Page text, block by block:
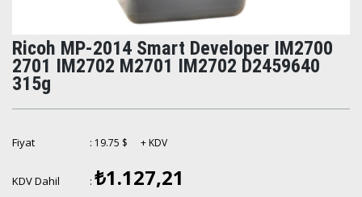
Ricoh MP-2014 Smart Developer IM2700
2701 IM2702 M2701 IM2702 D2459640
315g
Fiyat : 19.75 $ + KDV
KDV Dahil : ₺1.127,21